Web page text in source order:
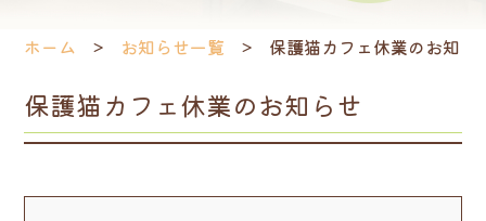
ホーム お知らせ一覧 保護猫カフェ休業のお知ら
保護猫カフェ休業のお知らせ